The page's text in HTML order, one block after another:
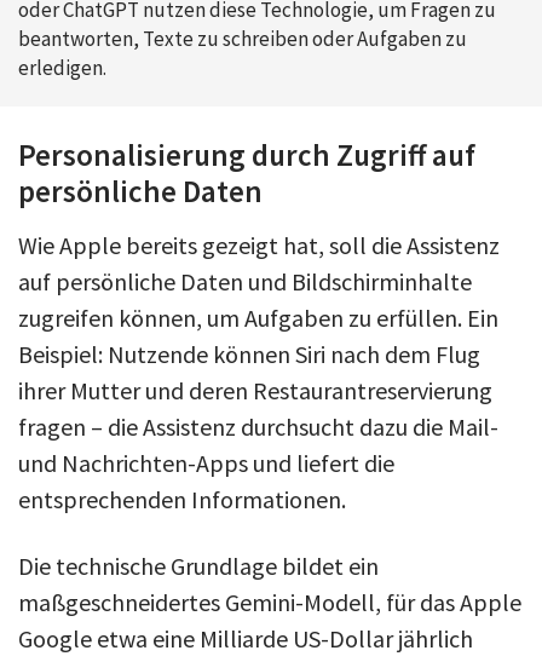
oder ChatGPT nutzen diese Technologie, um Fragen zu
beantworten, Texte zu schreiben oder Aufgaben zu
erledigen.
Personalisierung durch Zugriff auf
persönliche Daten
Wie Apple bereits gezeigt hat, soll die Assistenz
auf persönliche Daten und Bildschirminhalte
zugreifen können, um Aufgaben zu erfüllen. Ein
Beispiel: Nutzende können Siri nach dem Flug
ihrer Mutter und deren Restaurantreservierung
fragen – die Assistenz durchsucht dazu die Mail-
und Nachrichten-Apps und liefert die
entsprechenden Informationen.
Die technische Grundlage bildet ein
maßgeschneidertes Gemini-Modell, für das Apple
Google etwa eine Milliarde US-Dollar jährlich